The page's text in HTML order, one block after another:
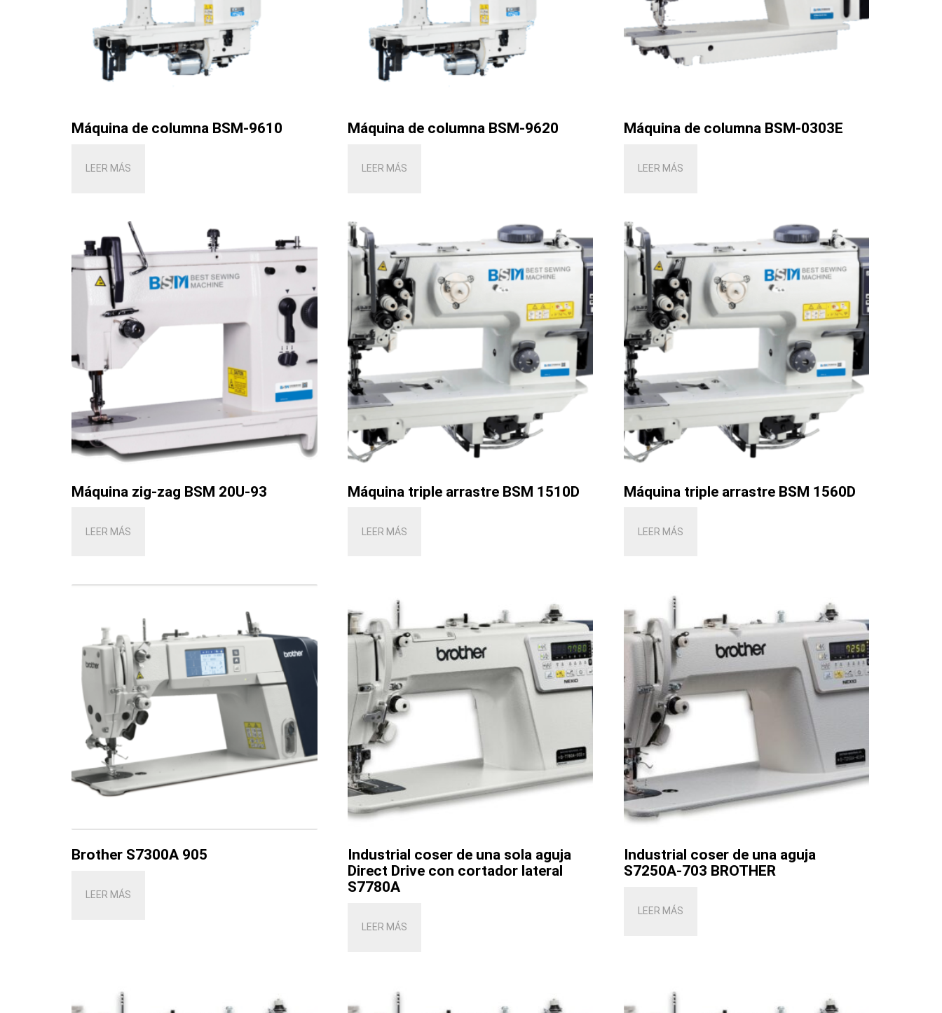
Máquina de columna BSM-9610
LEER MÁS
Máquina de columna BSM-9620
LEER MÁS
Máquina de columna BSM-0303E
LEER MÁS
Máquina zig-zag BSM 20U-93
LEER MÁS
Máquina triple arrastre BSM 1510D
LEER MÁS
Máquina triple arrastre BSM 1560D
LEER MÁS
Brother S7300A 905
LEER MÁS
Industrial coser de una sola aguja
Direct Drive con cortador lateral
S7780A
LEER MÁS
Industrial coser de una aguja
S7250A-703 BROTHER
LEER MÁS